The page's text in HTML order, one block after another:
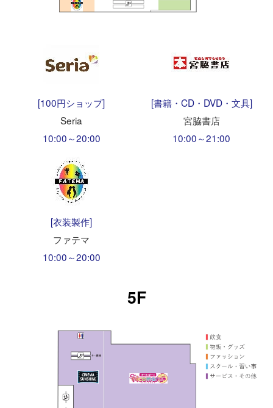
[100円ショップ]
Seria
10:00～20:00
[書籍・CD・DVD・文具]
宮脇書店
10:00～21:00
[衣装製作]
ファテマ
10:00～20:00
5F